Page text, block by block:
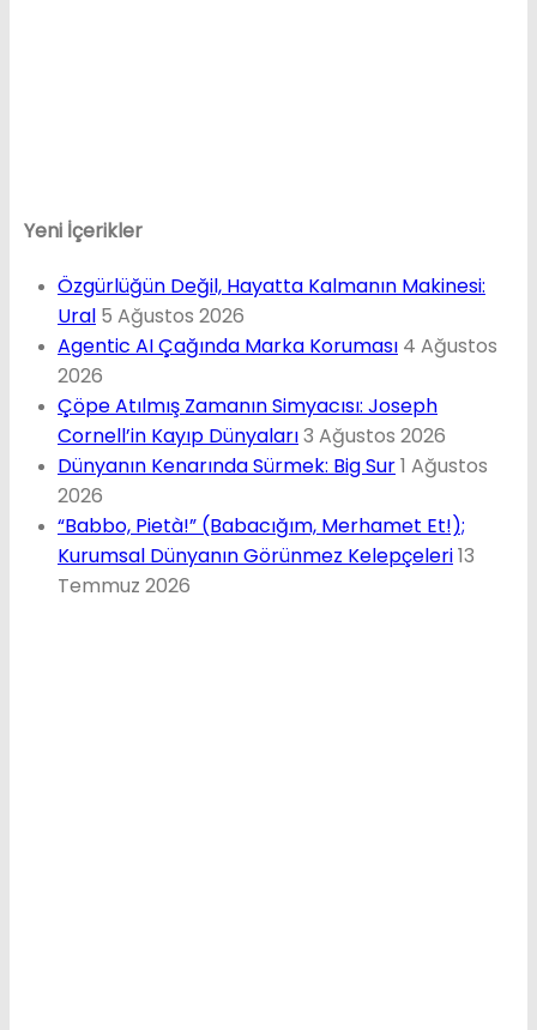
Yeni İçerikler
Özgürlüğün Değil, Hayatta Kalmanın Makinesi:
Ural 5 Ağustos 2026
Agentic AI Çağında Marka Koruması 4 Ağustos
2026
Çöpe Atılmış Zamanın Simyacısı: Joseph
Cornell’in Kayıp Dünyaları3 Ağustos 2026
Dünyanın Kenarında Sürmek: Big Sur1 Ağustos
2026
“Babbo, Pietà!” (Babacığım, Merhamet Et!);
Kurumsal Dünyanın Görünmez Kelepçeleri13
Temmuz 2026